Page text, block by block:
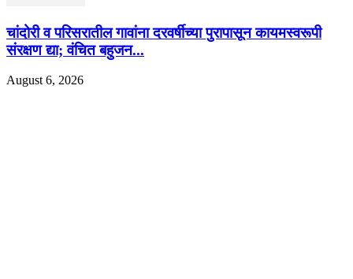
चांदोरी व परिसरातील गावांना दरवर्षीच्या पुरापासून कायमस्वरूपी
संरक्षण द्या; वंचित बहुजन...
August 6, 2026